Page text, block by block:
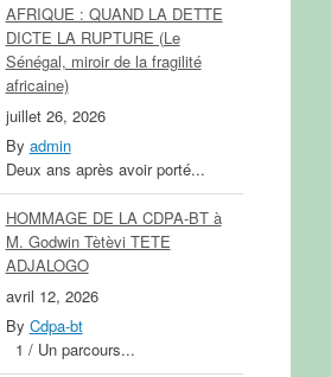
AFRIQUE : QUAND LA DETTE
DICTE LA RUPTURE (Le
Sénégal, miroir de la fragilité
africaine)
juillet 26, 2026
By admin
Deux ans après avoir porté...
HOMMAGE DE LA CDPA-BT à
M. Godwin Tètèvi TETE
ADJALOGO
avril 12, 2026
By Cdpa-bt
1 / Un parcours...